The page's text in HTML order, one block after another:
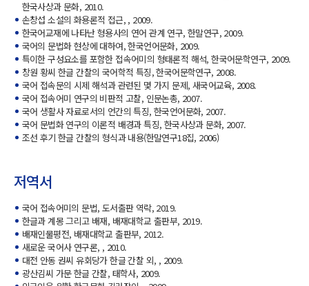
한국사상과 문화, 2010.
손창섭 소설의 화용론적 접근, , 2009.
한국어교재에 나타난 형용사의 연어 관계 연구, 한말연구, 2009.
국어의 문법화 현상에 대하여, 한국언어문화, 2009.
특이한 구성요소를 포함한 접속어미의 형태론적 해석, 한국어문학연구, 2009.
창원 황씨 한글 간찰의 국어학적 특징, 한국어문학연구, 2008.
국어 접속문의 시제 해석과 관련된 몇 가지 문제, 새국어교육, 2008.
국어 접속어미 연구의 비판적 고찰, 인문논총, 2007.
국어 생활사 자료로서의 언간의 특징, 한국언어문화, 2007.
국어 문법화 연구의 이론적 배경과 특징, 한국사상과 문화, 2007.
조선 후기 한글 간찰의 형식과 내용(한말연구18집, 2006)
저역서
국어 접속어미의 문법, 도서출판 역락, 2019.
한글과 계몽 그리고 배재, 배재대학교 출판부, 2019.
배재인물평전, 배재대학교 출판부, 2012.
새로운 국어사 연구론, , 2010.
대전 안동 권씨 유회당가 한글 간찰 외, , 2009.
광산김씨 가문 한글 간찰, 태학사, 2009.